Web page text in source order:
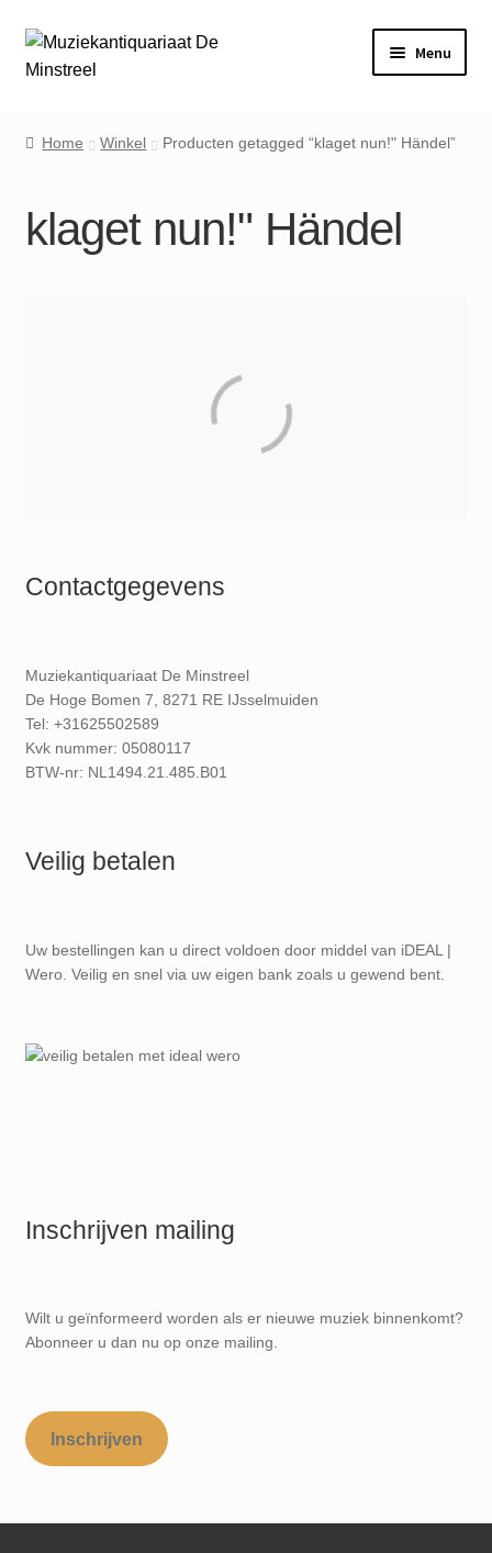
Ga
door
Ga
naar
Menu
Veel gestelde vragen
Home Winkel Producten getagged “klaget nun!" ​Händel”
klaget nun!" ​Händel
Contactgegevens
Muziekantiquariaat De Minstreel
De Hoge Bomen 7, 8271 RE IJsselmuiden
Tel: +31625502589
Kvk nummer: 05080117
BTW-nr: NL1494.21.485.B01
Veilig betalen
Uw bestellingen kan u direct voldoen door middel van iDEAL |
Wero. Veilig en snel via uw eigen bank zoals u gewend bent.
Inschrijven mailing
Wilt u geïnformeerd worden als er nieuwe muziek binnenkomt?
Abonneer u dan nu op onze mailing.
Inschrijven